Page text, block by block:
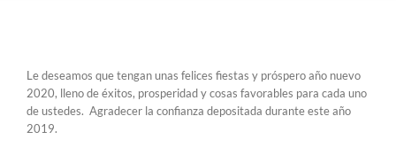
Le deseamos que tengan unas felices fiestas y próspero año nuevo
2020, lleno de éxitos, prosperidad y cosas favorables para cada uno
de ustedes. Agradecer la confianza depositada durante este año
2019.